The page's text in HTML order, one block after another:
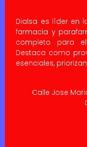
Dialsa es líder en
farmacia y
completo para
Destaca como
esenciales,
Calle Jose